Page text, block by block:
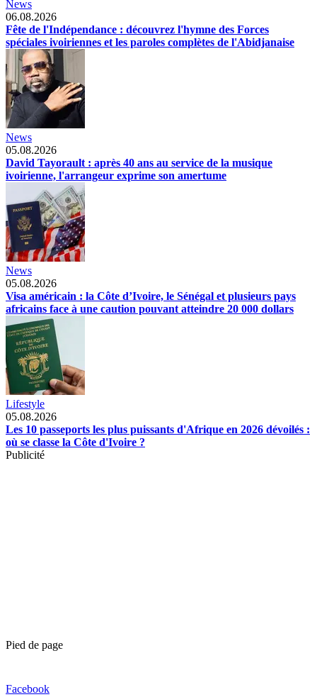
News
06.08.2026
Fête de l'Indépendance : découvrez l'hymne des Forces
spéciales ivoiriennes et les paroles complètes de l'Abidjanaise
News
05.08.2026
David Tayorault : après 40 ans au service de la musique
ivoirienne, l'arrangeur exprime son amertume
News
05.08.2026
Visa américain : la Côte d’Ivoire, le Sénégal et plusieurs pays
africains face à une caution pouvant atteindre 20 000 dollars
Lifestyle
05.08.2026
Les 10 passeports les plus puissants d'Afrique en 2026 dévoilés :
où se classe la Côte d'Ivoire ?
Publicité
Pied de page
Facebook